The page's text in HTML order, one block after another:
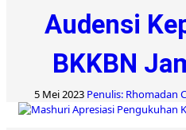
Audensi
BKKBN
5 Mei 2023 Penulis: Rhomadan